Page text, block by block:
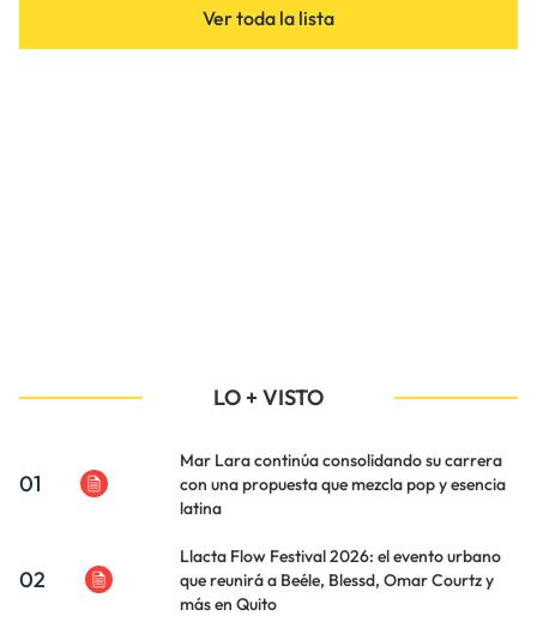
Ver toda la lista
LO + VISTO
01
Mar Lara continúa consolidando su carrera
con una propuesta que mezcla pop y esencia
latina
02
Llacta Flow Festival 2026: el evento urbano
que reunirá a Beéle, Blessd, Omar Courtz y
más en Quito